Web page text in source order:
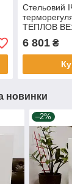
Стельовий
ТЕПЛОВ
Чорний)
6 801₴
новинки
–2%